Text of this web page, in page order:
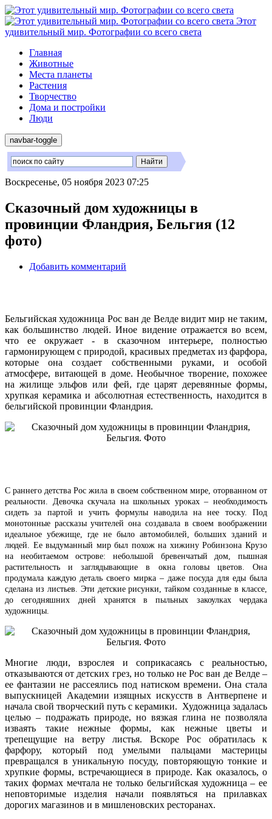
Этот
удивительный мир. Фотографии со всего света
Главная
Животные
Места планеты
Растения
Творчество
Дома и постройки
Люди
navbar-toggle
Воскресенье, 05 ноября 2023 07:25
Сказочный дом художницы в
провинции Фландрия, Бельгия (12
фото)
Добавить комментарий
Бельгийская художница Рос ван де Велде видит мир не таким,
как большинство людей. Иное видение отражается во всем,
что ее окружает - в сказочном интерьере, полностью
гармонирующем с природой, красивых предметах из фарфора,
которые она создает собственными руками, и особой
атмосфере, витающей в доме. Необычное творение, похожее
на жилище эльфов или фей, где царят деревянные формы,
хрупкая керамика и абсолютная естественность, находится в
бельгийской провинции Фландрия.
С раннего детства Рос жила в своем собственном мире, оторванном от
реальности. Девочка скучала на школьных уроках – необходимость
сидеть за партой и учить формулы наводила на нее тоску. Под
монотонные рассказы учителей она создавала в своем воображении
идеальное убежище, где не было автомобилей, больших зданий и
людей. Ее выдуманный мир был похож на хижину Робинзона Крузо
на необитаемом острове: небольшой бревенчатый дом, пышная
растительность и заглядывающие в окна головы цветов. Она
продумала каждую деталь своего мирка – даже посуда для еды была
сделана из листьев. Эти детские рисунки, тайком созданные в классе,
до сегодняшних дней хранятся в пыльных закоулках чердака
художницы.
Многие люди, взрослея и соприкасаясь с реальностью,
отказываются от детских грез, но только не Рос ван де Велде –
ее фантазии не рассеялись под натиском времени. Она стала
выпускницей Академии изящных искусств в Антверпене и
начала свой творческий путь с керамики. Художница задалась
целью – подражать природе, но вязкая глина не позволяла
изваять такие нежные формы, как нежные цветы и
трепещущие на ветру листья. Вскоре Рос обратилась к
фарфору, который под умелыми пальцами мастерицы
превращался в уникальную посуду, повторяющую тонкие и
хрупкие формы, встречающиеся в природе. Как оказалось, о
таких формах мечтала не только бельгийская художница – ее
неповторимые изделия начали появляться на прилавках
дорогих магазинов и в мишленовских ресторанах.